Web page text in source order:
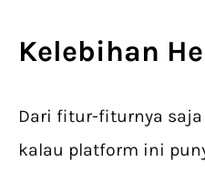
Kelebihan
Dari fitur-fiturnya
kalau platform ini